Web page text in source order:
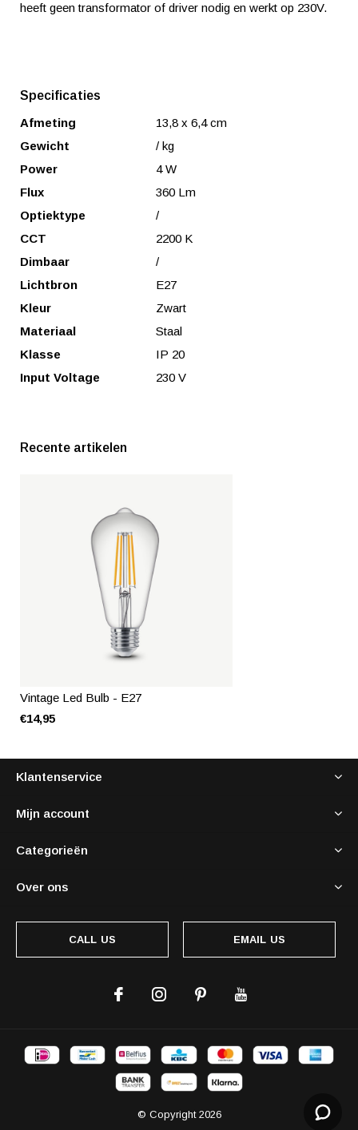
heeft geen transformator of driver nodig en werkt op 230V.
Specificaties
Afmeting
13,8 x 6,4 cm
Gewicht
/ kg
Power
4 W
Flux
360 Lm
Optiektype
/
CCT
2200 K
Dimbaar
/
Lichtbron
E27
Kleur
Zwart
Materiaal
Staal
Klasse
IP 20
Input Voltage
230 V
Recente artikelen
Vintage Led Bulb - E27
€14,95
Klantenservice
Mijn account
Categorieën
Over ons
CALL US EMAIL US
© Copyright 2026